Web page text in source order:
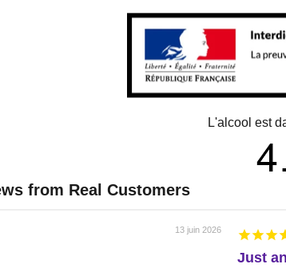
L'alcool est
13 juin 2026
Just